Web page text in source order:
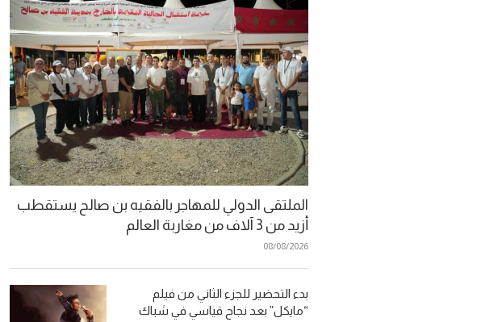
الملتقى الدولي للمهاجر بالفقيه بن صالح يستقطب
أزيد من 3 آلاف من مغاربة العالم
08/08/2026
بدء التحضير للجزء الثاني من فيلم
“مايكل” بعد نجاح قياسي في شباك